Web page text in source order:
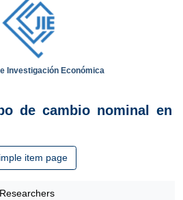
Investigación Económica
de cambio nominal en
item page
Researchers